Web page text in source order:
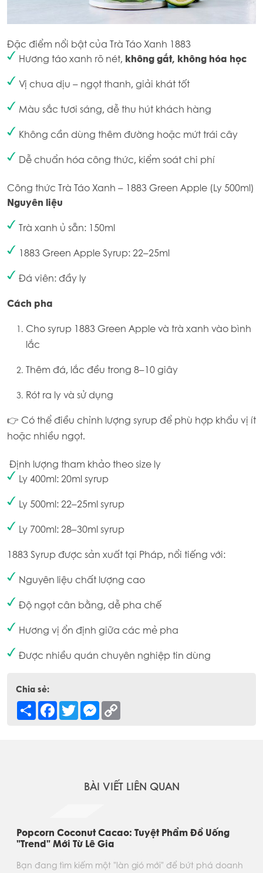
Đặc điểm nổi bật của Trà Táo Xanh 1883
Hương táo xanh rõ nét, không gắt, không hóa học
Vị chua dịu – ngọt thanh, giải khát tốt
Màu sắc tươi sáng, dễ thu hút khách hàng
Không cần dùng thêm đường hoặc mứt trái cây
Dễ chuẩn hóa công thức, kiểm soát chi phí
Công thức Trà Táo Xanh – 1883 Green Apple (Ly 500ml)
Nguyên liệu
Trà xanh ủ sẵn: 150ml
1883 Green Apple Syrup: 22–25ml
Đá viên: đầy ly
Cách pha
Cho syrup 1883 Green Apple và trà xanh vào bình
lắc
Thêm đá, lắc đều trong 8–10 giây
Rót ra ly và sử dụng
👉 Có thể điều chỉnh lượng syrup để phù hợp khẩu vị ít
hoặc nhiều ngọt.
Định lượng tham khảo theo size ly
Ly 400ml: 20ml syrup
Ly 500ml: 22–25ml syrup
Ly 700ml: 28–30ml syrup
1883 Syrup được sản xuất tại Pháp, nổi tiếng với:
Nguyên liệu chất lượng cao
Độ ngọt cân bằng, dễ pha chế
Hương vị ổn định giữa các mẻ pha
Được nhiều quán chuyên nghiệp tin dùng
Chia sẻ:
Share Facebook
TwitterMessenger
BÀI VIẾT LIÊN QUAN